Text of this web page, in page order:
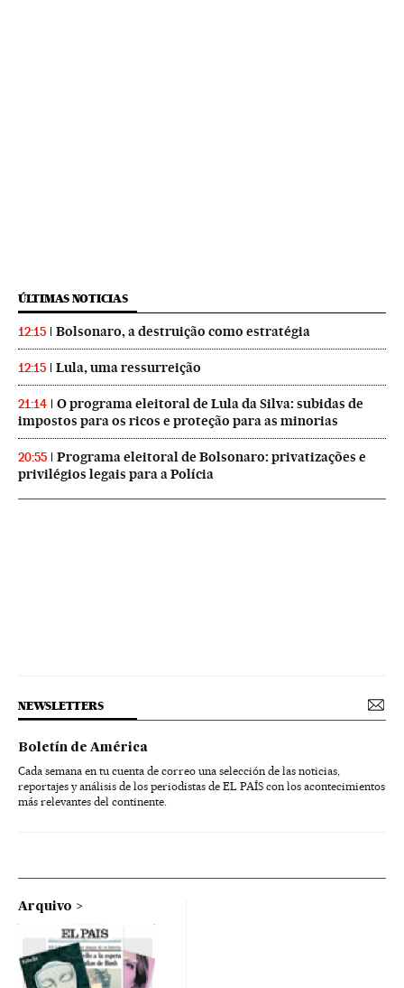
ÚLTIMAS NOTICIAS
12:15 Bolsonaro, a destruição como estratégia
12:15 Lula, uma ressurreição
21:14
O programa eleitoral de Lula da Silva: subidas de
impostos para os ricos e proteção para as minorias
20:55
Programa eleitoral de Bolsonaro: privatizações e
privilégios legais para a Polícia
NEWSLETTERS
Boletín de América
Cada semana en tu cuenta de correo una selección de las noticias,
reportajes y análisis de los periodistas de EL PAÍS con los acontecimientos
más relevantes del continente.
Arquivo